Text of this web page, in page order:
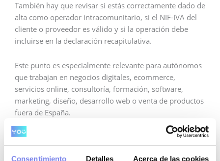
Consentimiento Detalles Acerca de las cookies
También hay que revisar si estás correctamente dado de
alta como operador intracomunitario, si el NIF-IVA del
cliente o proveedor es válido y si la operación debe
incluirse en la declaración recapitulativa.
Este punto es especialmente relevante para autónomos
que trabajan en negocios digitales, ecommerce,
servicios online, consultoría, formación, software,
marketing, diseño, desarrollo web o venta de productos
fuera de España.
Un pequeño descuido en operaciones intracomunitarias
puede generar descuadres entre tu IVA, tus facturas y la